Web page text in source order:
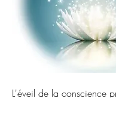
L'éveil de la conscience